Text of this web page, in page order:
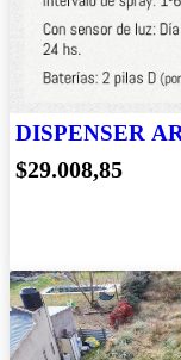
DISPENSER
$29.008,85